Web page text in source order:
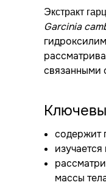
Экстракт
Garcinia
связанными
содержит
массы